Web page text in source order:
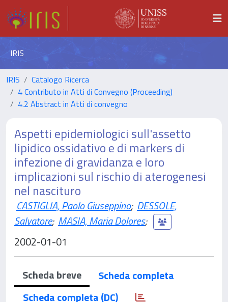
IRIS
IRIS
Catalogo Ricerca
4 Contributo in Atti di Convegno (Proceeding)
4.2 Abstract in Atti di convegno
Aspetti epidemiologici sull'assetto
lipidico ossidativo e di markers di
infezione di gravidanza e loro
implicazioni sul rischio di aterogenesi
nel nascituro
CASTIGLIA, Paolo Giuseppino; DESSOLE,
Salvatore; MASIA, Maria Dolores;
2002-01-01
Scheda breve
Scheda completa
Scheda completa (DC)